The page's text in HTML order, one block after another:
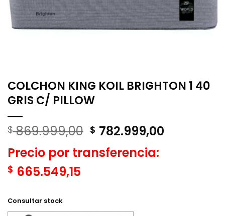
COLCHON KING KOIL BRIGHTON 1 40
GRIS C/ PILLOW
$869.999,00 El
original
$ 782.999,00
Precio por transferencia:
$ 665.549,15
Consultar stock